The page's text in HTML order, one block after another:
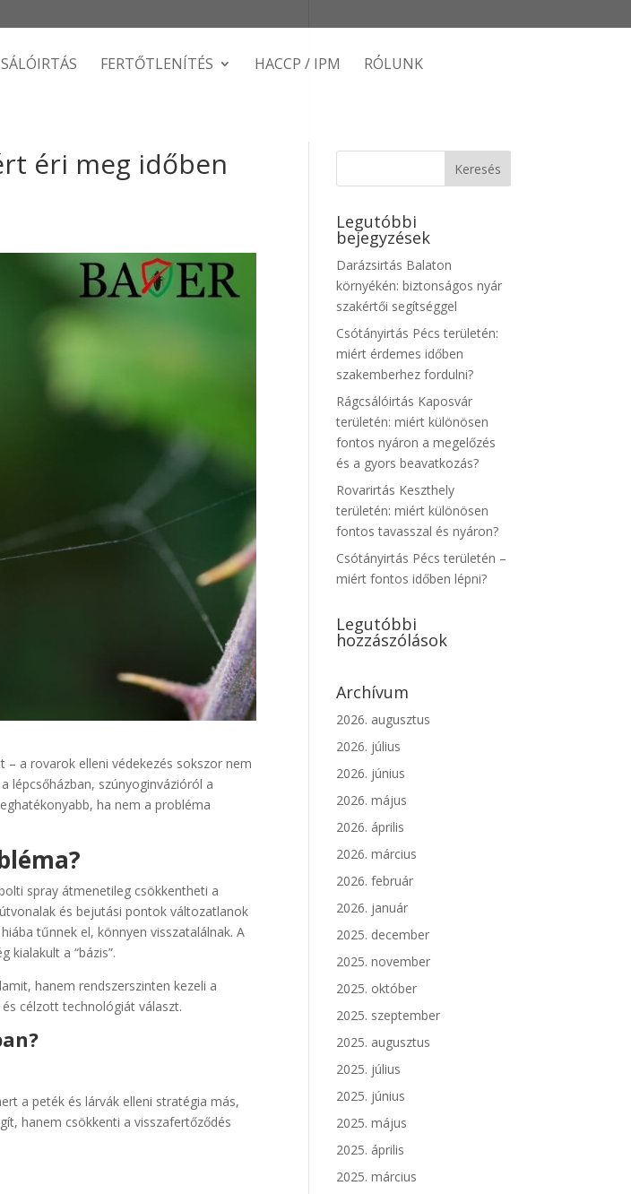
FERTŐTLENÍTÉS HACCP / IPM RÓLUNK
éri meg időben
a rovarok elleni védekezés sokszor nem
lépcsőházban, szúnyoginvázióról a
ha nem a probléma
spray átmenetileg csökkentheti a
és bejutási pontok változatlanok
tűnnek el, könnyen visszatalálnak. A
kialakult a “bázis”.
hanem rendszerszinten kezeli a
célzott technológiát választ.
a peték és lárvák elleni stratégia más,
hanem csökkenti a visszafertőződés
Legutóbbi
bejegyzések
Darázsirtás Balaton
környékén: biztonságos nyár
szakértői segítséggel
Csótányirtás Pécs területén:
miért érdemes időben
szakemberhez fordulni?
Rágcsálóirtás Kaposvár
területén: miért különösen
fontos nyáron a megelőzés
és a gyors beavatkozás?
Rovarirtás Keszthely
területén: miért különösen
fontos tavasszal és nyáron?
Csótányirtás Pécs területén –
miért fontos időben lépni?
Legutóbbi
hozzászólások
Archívum
2026. augusztus
2026. július
2026. június
2026. május
2026. április
2026. március
2026. február
2026. január
2025. december
2025. november
2025. október
2025. szeptember
2025. augusztus
2025. július
2025. június
2025. május
2025. április
2025. március